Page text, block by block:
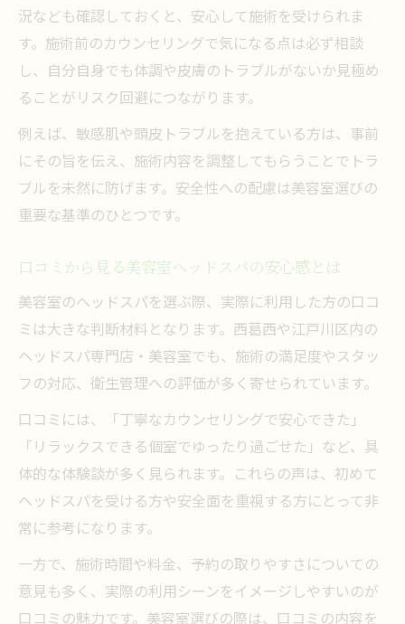
況なども確認しておくと、安心して施術を受けられま
す。施術前のカウンセリングで気になる点は必ず相談
し、自分自身でも体調や皮膚のトラブルがないか見極め
ることがリスク回避につながります。
例えば、敏感肌や頭皮トラブルを抱えている方は、事前
にその旨を伝え、施術内容を調整してもらうことでトラ
ブルを未然に防げます。安全性への配慮は美容室選びの
重要な基準のひとつです。
口コミから見る美容室ヘッドスパの安心感とは
美容室のヘッドスパを選ぶ際、実際に利用した方の口コ
ミは大きな判断材料となります。西葛西や江戸川区内の
ヘッドスパ専門店・美容室でも、施術の満足度やスタッ
フの対応、衛生管理への評価が多く寄せられています。
口コミには、「丁寧なカウンセリングで安心できた」
「リラックスできる個室でゆったり過ごせた」など、具
体的な体験談が多く見られます。これらの声は、初めて
ヘッドスパを受ける方や安全面を重視する方にとって非
常に参考になります。
一方で、施術時間や料金、予約の取りやすさについての
意見も多く、実際の利用シーンをイメージしやすいのが
口コミの魅力です。美容室選びの際は、口コミの内容を